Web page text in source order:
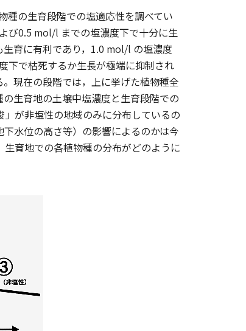
種の生育段階での塩適応性を調べてい
び0.5 mol/l までの塩濃度下で十分に生
育に有利であり，1.0 mol/l の塩濃度
下で枯死するか生長が極端に抑制され
現在の段階では，上に挙げた植物種全
生育地の土壌中塩濃度と生育段階での
が非塩性の地域のみに分布しているの
水位の高さ等）の影響によるのかは今
育地での各植物種の分布がどのように